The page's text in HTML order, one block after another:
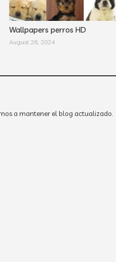
Wallpapers perros HD
August 26, 2024
a mantener el blog actualizado.